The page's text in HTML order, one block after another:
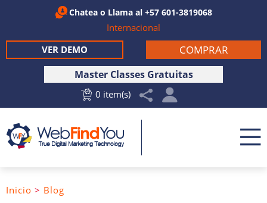
Chatea o Llama al +57 601-3819068
Internacional
Master Classes Gratuitas
0 item(s)
COMPRAR
VER DEMO
Inicio > Blog